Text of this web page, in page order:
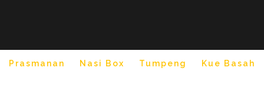
Prasmanan Nasi Box Tumpeng Kue Basah